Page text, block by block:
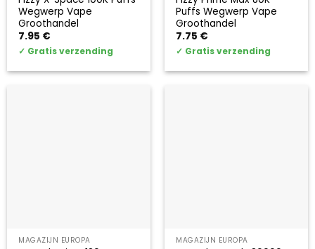
Wegwerp Vape
Groothandel
7.95 €
✓ Gratis verzending
Puffs Wegwerp Vape
Groothandel
7.75 €
✓ Gratis verzending
MAGAZIJN EUROPA MAGAZIJN EUROPA